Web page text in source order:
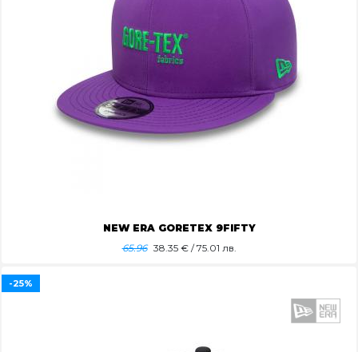
NEW ERA GORETEX 9FIFTY
65.96 38.35€ / 75.01 лв.
-25%